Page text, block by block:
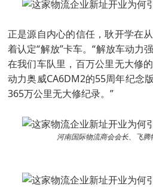
正是源自内心的信任，耿开学在
着认定“解放”卡车。“解放车动力
在我们车队里，百万公里无大修
动力奥威CA6DM2的55周年纪念
365万公里无大修纪录。”
河南国际物流商会会⻓、⻜